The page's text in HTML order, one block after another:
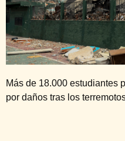
Más de 18.000 estudiantes
por daños tras los